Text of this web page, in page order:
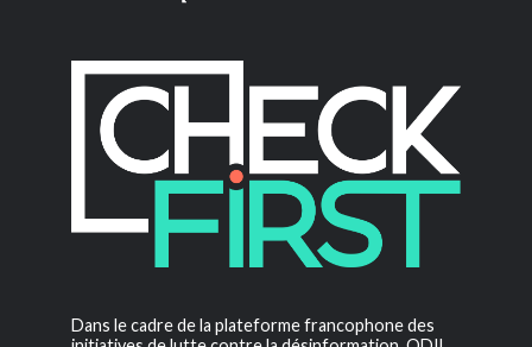
Dans le cadre de la plateforme francophone des